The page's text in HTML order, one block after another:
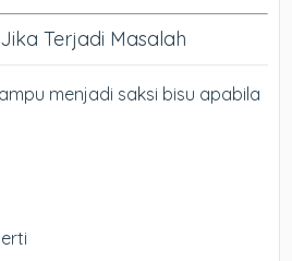
Terjadi Masalah
menjadi saksi bisu apabila